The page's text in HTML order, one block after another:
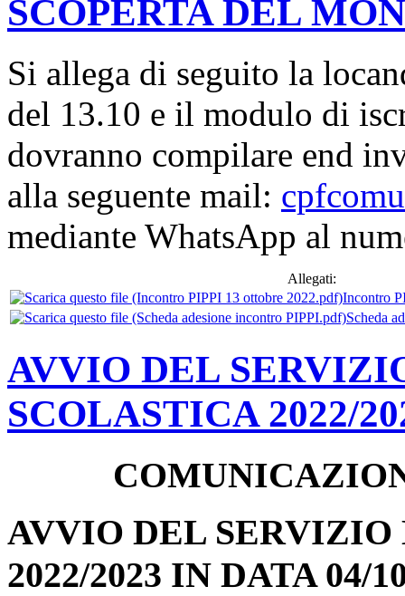
SCOPERTA DEL
Si allega di seguito la
del 13.10 e il modulo di
dovranno compilare end
alla seguente mail:
mediante WhatsApp al
Allegati:
Incontro
Scheda
AVVIO DEL
SCOLASTICA 2022/
AVVIO DEL SERVIZIO
2022/2023 IN DATA 04/